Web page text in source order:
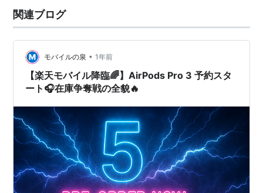
関連ブログ
モバイルの泉 • 1年前
【楽天モバイル降臨🌈】AirPods Pro 3 予約スタ
ート🎧在庫争奪戦の全貌🔥